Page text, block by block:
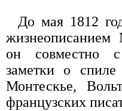
До мая 1812
жизнеописанием
он совместно
заметки о
Монтескье,
французских